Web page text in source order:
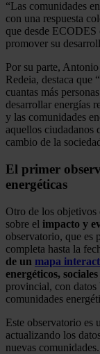
“Las comunidades
con una respuesta
que desde ECODES
promover su
Por su parte,
Redeia, destaca que
cuantas más
desarrollar energías
y las comunidades
aquellos ciudadanos
cambio de la
El primer
energéticas
Otro de los objetivos
sobre el impacto y
observatorio, que es
completa hasta la
de un mapa
energéticos,
provincial, con datos
comunidades
Este observatorio es
actualizando los
nuevas comunidades.